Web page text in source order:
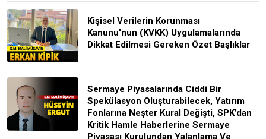
Kişisel Verilerin Korunması
Kanunu'nun (KVKK) Uygulamalarında
Dikkat Edilmesi Gereken Özet Başlıklar
Sermaye Piyasalarında Ciddi Bir
Spekülasyon Oluşturabilecek, Yatırım
Fonlarına Neşter Kural Değişti, SPK’dan
Kritik Hamle Haberlerine Sermaye
Piyasası Kurulundan Yalanlama Ve